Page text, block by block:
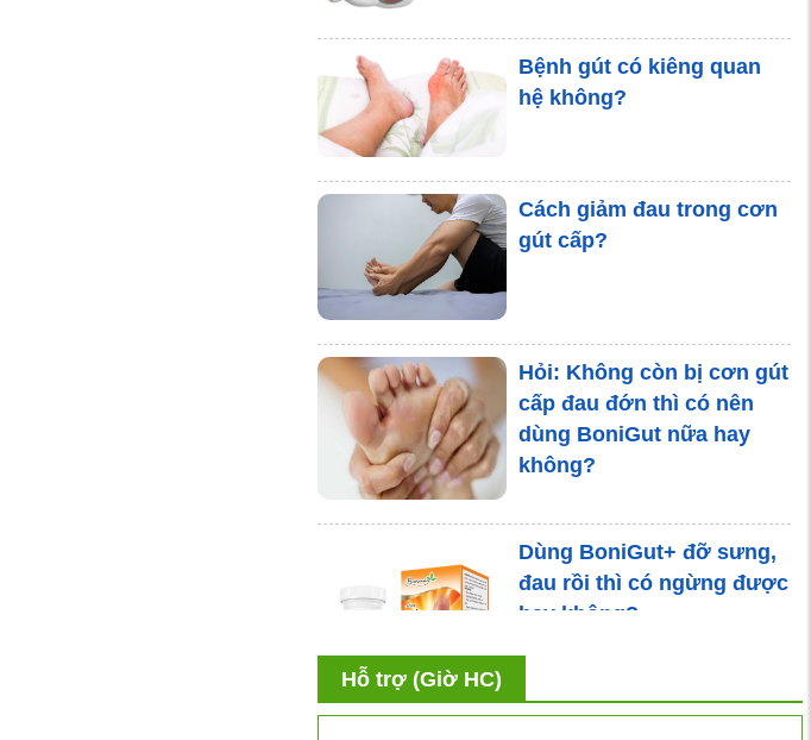
Nếu không muốn bị gút
xơi tái, những tín đồ của
Bệnh gút có khiến bạn
7 Cách chữa cơn gút cấp
đơn giản tại nhà
Chỉ số acid uric là gì? Các
nguyên nhân gây tăng chỉ
Bệnh gút có kiêng quan
hệ không?
Cách giảm đau trong cơn
gút cấp?
Hỏi: Không còn bị cơn gút
cấp đau đớn thì có nên
dùng BoniGut nữa hay
không?
Dùng BoniGut+ đỡ sưng,
đau rồi thì có ngừng được
hay không?
Hỗ trợ (Giờ HC)